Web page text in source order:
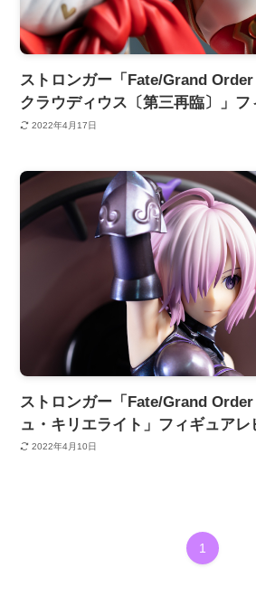
ストロンガー「Fate/Grand Order
クラウディウス〔第三再臨〕」
2022年4月17日
ストロンガー「Fate/Grand
ュ・キリエライト」フィギュアレ
2022年4月10日
1